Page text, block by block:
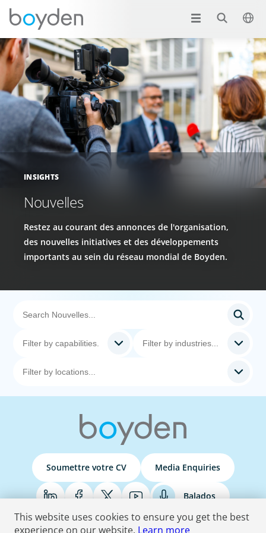
INSIGHTS
Nouvelles
Restez au courant des annonces de l'organisation,
des nouvelles initiatives et des développements
importants au sein du réseau mondial de Boyden.
Soumettre votre CV Media Enquiries
Balados
This website uses cookies to ensure you get the best
experience on our website. Learn more